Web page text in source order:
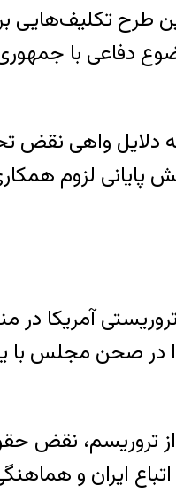
تکلیف‌هایی
دفاعی با
دلایل واهی نقض
پایانی لزوم
آمریکا
طرح نمایندگان ابتدا
از تروریسم،
ایران و